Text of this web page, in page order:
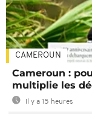
CAMEROUN
Cameroun :
multiplie les
Il y a 15 heures